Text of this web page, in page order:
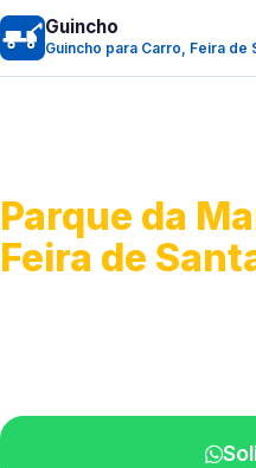
Guincho
Guincho para Carro, Feira de
Parque da
Feira de